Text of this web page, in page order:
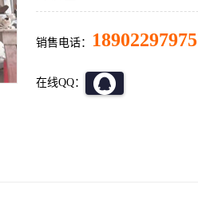
销售电话： 18902297975
在线QQ：